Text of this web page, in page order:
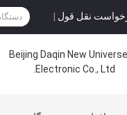
نقل قول |